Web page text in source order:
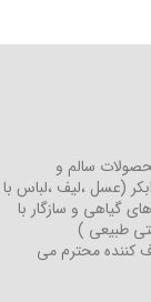
تولید محصولات سالم و
(عسل ،لیف ،لباس با
گیاهی و سازگار با
طبیعی )
محترم می